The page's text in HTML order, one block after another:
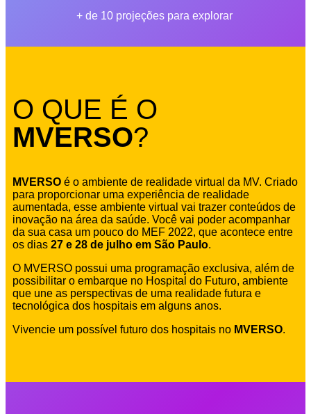
+ de 10 projeções para explorar
O QUE É O
MVERSO?
MVERSO é o ambiente de realidade virtual da MV. Criado
para proporcionar uma experiência de realidade
aumentada, esse ambiente virtual vai trazer conteúdos de
inovação na área da saúde. Você vai poder acompanhar
da sua casa um pouco do MEF 2022, que acontece entre
os dias 27 e 28 de julho em São Paulo.
O MVERSO possui uma programação exclusiva, além de
possibilitar o embarque no Hospital do Futuro, ambiente
que une as perspectivas de uma realidade futura e
tecnológica dos hospitais em alguns anos.
Vivencie um possível futuro dos hospitais no MVERSO.